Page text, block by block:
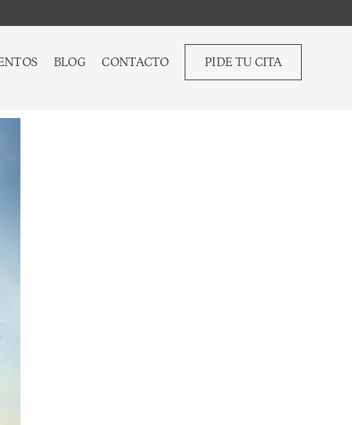
BLOG CONTACTO PIDE TU CITA